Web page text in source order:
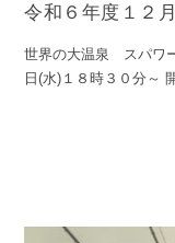
令和６年度１２
世界の大温泉 スパワ
日(水)１８時３０分～